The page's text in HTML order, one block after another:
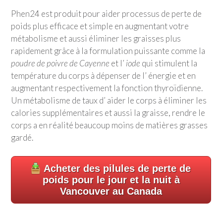
Phen24 est produit pour aider processus de perte de
poids plus efficace et simple en augmentant votre
métabolisme et aussi éliminer les graisses plus
rapidement grâce à la formulation puissante comme la
poudre de poivre de Cayenne et l’ iode qui stimulent la
température du corps à dépenser de l’ énergie et en
augmentant respectivement la fonction thyroïdienne.
Un métabolisme de taux d’ aider le corps à éliminer les
calories supplémentaires et aussi la graisse, rendre le
corps a en réalité beaucoup moins de matières grasses
gardé.
Acheter des pilules de perte de
poids pour le jour et la nuit à
Vancouver au Canada